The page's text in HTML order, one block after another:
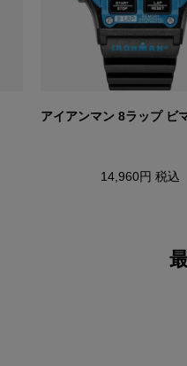
アイアンマン 8ラップ ビ
14,960円 税込